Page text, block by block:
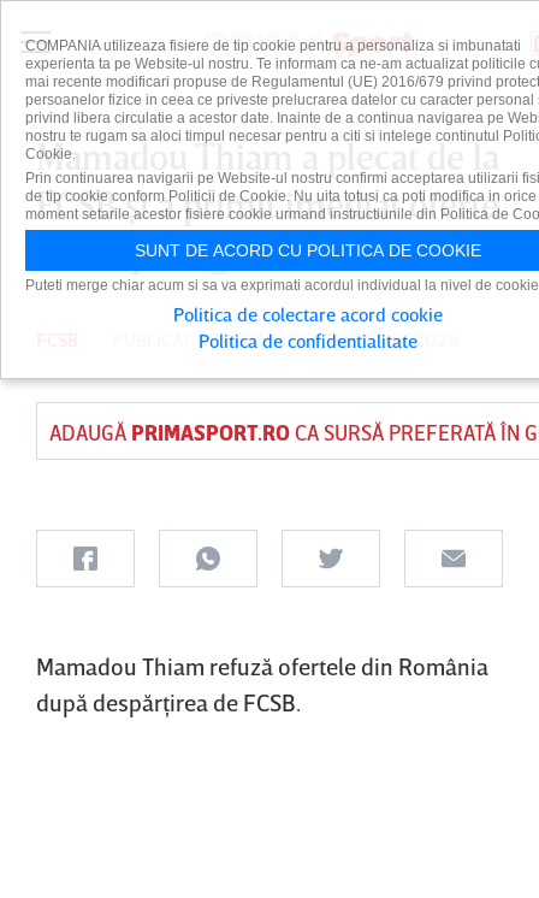
Mamadou Thiam a plecat de la
FCSB şi a primit imediat oferte
din SuperLiga
PUBLICAT DEPRIMA SPORTPE 5 IUN 2026
ADAUGĂ PRIMASPORT.ROCA SURSĂ PREFERATĂ ÎN
Mamadou Thiam refuză ofertele din România
după despărţirea de FCSB.
COMPANIA utilizeaza fisiere de tip cookie pentru a personaliza si imbunatati
experienta ta pe Website-ul nostru. Te informam ca ne-am actualizat politicile
mai recente modificari propuse de Regulamentul (UE) 2016/679 privind
persoanelor fizice in ceea ce priveste prelucrarea datelor cu caracter personal
privind libera circulatie a acestor date. Inainte de a continua navigarea pe
nostru te rugam sa aloci timpul necesar pentru a citi si intelege continutul
Cookie.
Prin continuarea navigarii pe Website-ul nostru confirmi acceptarea utilizarii
de tip cookie conform Politicii de Cookie. Nu uita totusi ca poti modifica in orice
moment setarile acestor fisiere cookie urmand instructiunile din Politica de
SUNT DE ACORD CU POLITICA DE COOKIE
Puteti merge chiar acum si sa va exprimati acordul individual la nivel de
Politica de colectare acord cookie
Politica de confidentialitate